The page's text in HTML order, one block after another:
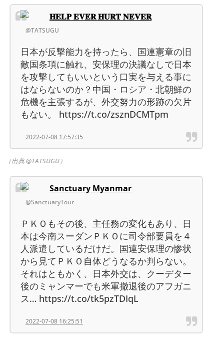
𝐇𝐄𝐋𝐏 𝐄𝐕𝐄𝐑 𝐇𝐔𝐑𝐓 𝐍𝐄𝐕𝐄𝐑
@TATSUGU
日本が反撃能力を持ったら、国連憲章の旧
敵国条項に触れ、安保理の決議なしで日本
を攻撃してもいいという口実を与える事に
はならないのか？中国・ロシア・北朝鮮の
危機を主張するが、外交努力の形跡の欠片
もない。 https://t.co/zsznDCMTpm
2022-07-08 17:57:35
（出典 @TATSUGU）
Sanctuary Myanmar
@SanctuaryTour
ＰＫＯもその後、主任務の変化もあり、日
本は今南スーダンＰＫＯに司令部要員を４
人派遣しているだけだ。国連安保理の惨状
から見てＰＫＯ自体どうなるか判らない。
それはともかく、日本外交は、クーデター
後のミャンマーでも米軍撤退後のアフガニ
ス… https://t.co/tk5pzTDIqL
2022-07-08 16:25:51